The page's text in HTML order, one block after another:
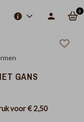
0
GANS
voor€ 2,50